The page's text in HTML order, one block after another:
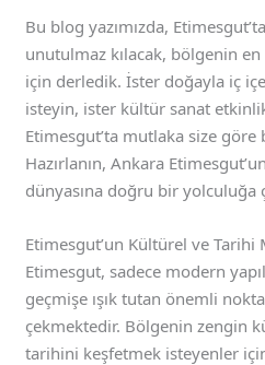
Bu blog yazımızda,
unutulmaz kılacak, bölgenin
için derledik. İster doğayla iç
isteyin, ister kültür sanat
Etimesgut’ta mutlaka size göre
Hazırlanın, Ankara
dünyasına doğru bir yolculuğa
Etimesgut’un Kültürel ve Tarihi
Etimesgut, sadece modern
geçmişe ışık tutan önemli
çekmektedir. Bölgenin zengin
tarihini keşfetmek isteyenler